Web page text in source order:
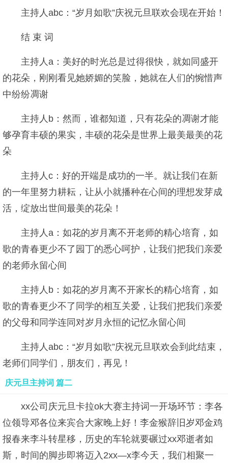
主持人abc：“岁月如歌”庆祝元旦联欢会现在开始！
结 束 词
主持人a：美好的时光总是过得很快，就如同盛开
的花朵，刚刚看见她娇媚的笑脸，她就在人们的惋惜声
中纷纷凋谢
主持人b：然而，谁都知道，只有花朵的凋谢才能
够孕育丰硕的果实，丰硕的花朵是世界上最美最美的花
朵
主持人c：好的开端是成功的一半。就让我们在新
的一年里努力耕耘，让从小就播种在心间的理想发芽成
活，绽放出世间最美的花朵！
主持人a：如花的岁月离不开老师的精心培育，如
歌的青春更少不了园丁的悉心呵护，让我们把我们亲爱
的老师永留心间
主持人b：如花的岁月离不开家长的精心培育，如
歌的青春更少不了同学的相互关爱，让我们把我们亲爱
的父母和同学连同对岁月永恒的记忆永留心间
主持人abc：“岁月如歌”庆祝元旦联欢会到此结束，
老师们同学们，朋友们，再见！
庆元旦主持词 篇二
xx公司庆元旦卡拉ok大赛主持词一开场环节：李各
位领导邓各位来宾合大家晚上好！李金猴辞旧岁邓金鸡
报春来李斗转星移，历史的车轮就要碾过xx邓逝者如
斯，时间的脚步即将迈入2xx—x李今天，我们相聚一